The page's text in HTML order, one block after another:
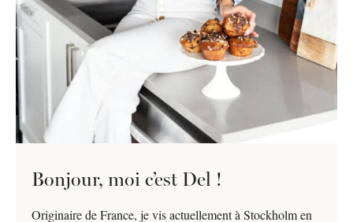
Bonjour, moi c’est Del !
Originaire de France, je vis actuellement à Stockholm en